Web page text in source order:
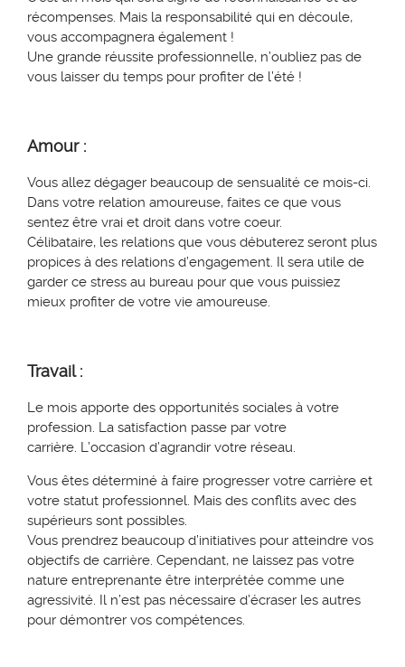
récompenses. Mais la responsabilité qui en découle,
vous accompagnera également !
Une grande réussite professionnelle, n’oubliez pas de
vous laisser du temps pour profiter de l’été !
Amour :
Vous allez dégager beaucoup de sensualité ce mois-ci.
Dans votre relation amoureuse, faites ce que vous
sentez être vrai et droit dans votre coeur.
Célibataire, les relations que vous débuterez seront plus
propices à des relations d’engagement. Il sera utile de
garder ce stress au bureau pour que vous puissiez
mieux profiter de votre vie amoureuse.
Travail :
Le mois apporte des opportunités sociales à votre
profession. La satisfaction passe par votre
carrière. L’occasion d’agrandir votre réseau.
Vous êtes déterminé à faire progresser votre carrière et
votre statut professionnel. Mais des conflits avec des
supérieurs sont possibles.
Vous prendrez beaucoup d’initiatives pour atteindre vos
objectifs de carrière. Cependant, ne laissez pas votre
nature entreprenante être interprétée comme une
agressivité. Il n’est pas nécessaire d’écraser les autres
pour démontrer vos compétences.